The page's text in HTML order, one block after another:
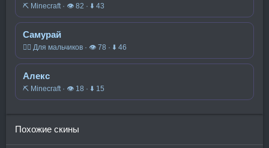
⛏️ Minecraft · 👁 82 · ⬇ 43
Самурай
🧍‍♂️ Для мальчиков · 👁 78 · ⬇ 46
Алекс
⛏️ Minecraft · 👁 18 · ⬇ 15
Похожие скины